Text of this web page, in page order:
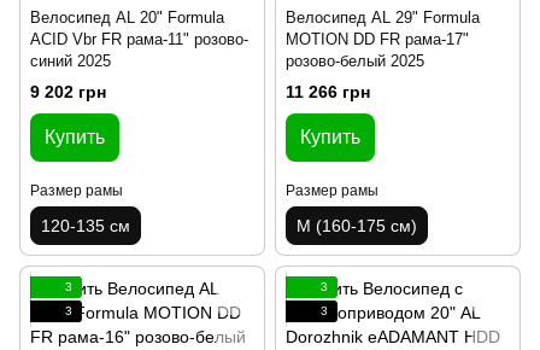
Велосипед AL 20" Formula
ACID Vbr FR рама-11" розово-
синий 2025
9 202 грн
Купить
Размер рамы
120-135 см
Велосипед AL 29" Formula
MOTION DD FR рама-17"
розово-белый 2025
11 266 грн
Купить
Размер рамы
M (160-175 см)
3
3
3
3